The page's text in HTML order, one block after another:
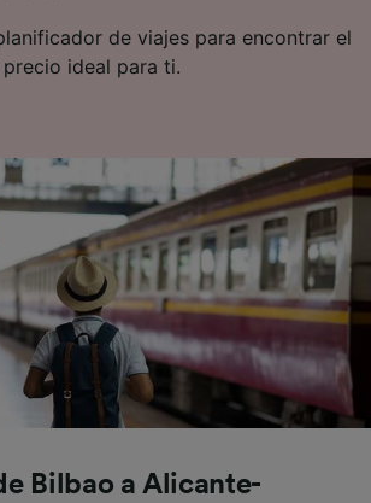
de viajes para encontrar el
ideal para ti.
Bilbao a Alicante-